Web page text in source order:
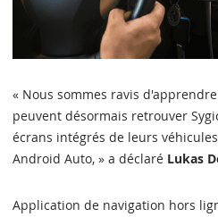
« Nous sommes ravis
peuvent désormais retrouver
écrans intégrés de leurs
Android Auto, » a déclaré Lukas
Application de navigation hors